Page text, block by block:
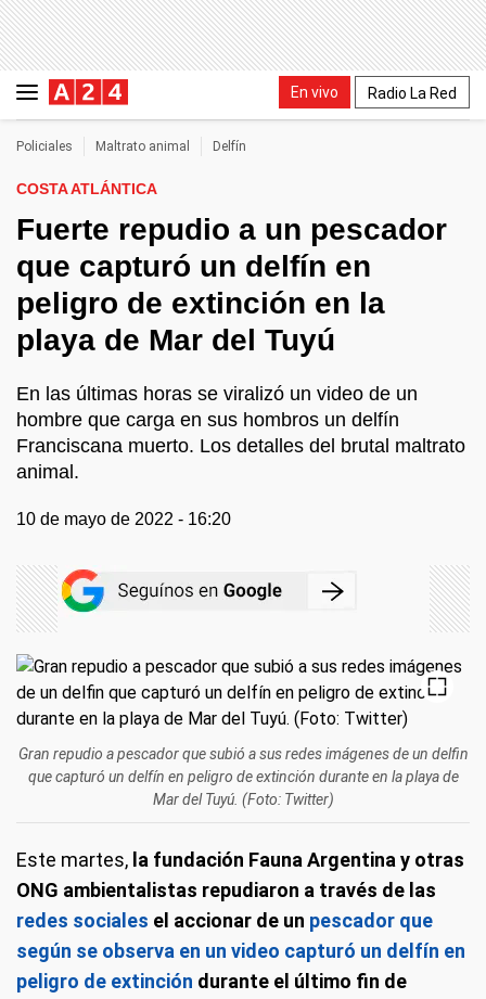
En vivo Radio La Red
Policiales Maltrato animal Delfín
COSTA ATLÁNTICA
Fuerte repudio a un pescador
que capturó un delfín en
peligro de extinción en la
playa de Mar del Tuyú
En las últimas horas se viralizó un video de un
hombre que carga en sus hombros un delfín
Franciscana muerto. Los detalles del brutal maltrato
animal.
10 de mayo de 2022 - 16:20
Gran repudio a pescador que subió a sus redes imágenes de un delfin
que capturó un delfín en peligro de extinción durante en la playa de
Mar del Tuyú. (Foto: Twitter)
Este martes, la fundación Fauna Argentina y otras
ONG ambientalistas repudiaron a través de las
redes sociales el accionar de un pescador que
según se observa en un video capturó un delfín en
peligro de extinción durante el último fin de